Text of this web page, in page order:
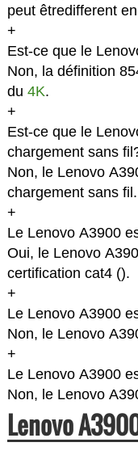
peut êtredifferent
+
Est-ce que le
Non, la définition
du 4K.
+
Est-ce que le
chargement sans
Non, le Lenovo
chargement sans fil.
+
Le Lenovo A3900
Oui, le Lenovo
certification cat4 ().
+
Le Lenovo A3900
Non, le Lenovo
+
Le Lenovo A3900
Non, le Lenovo
Lenovo